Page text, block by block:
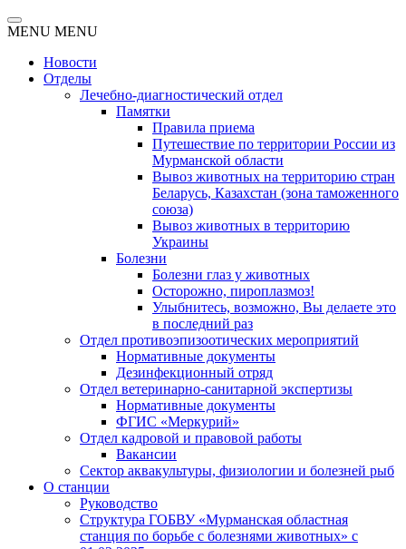
MENU MENU
Новости
Отделы
Лечебно-диагностический отдел
Памятки
Правила приема
Путешествие по территории России из
Мурманской области
Вывоз животных на территорию стран
Беларусь, Казахстан (зона таможенного
союза)
Вывоз животных в территорию
Украины
Болезни
Болезни глаз у животных
Осторожно, пироплазмоз!
Улыбнитесь, возможно, Вы делаете это
в последний раз
Отдел противоэпизоотических мероприятий
Нормативные документы
Дезинфекционный отряд
Отдел ветеринарно-санитарной экспертизы
Нормативные документы
ФГИС «Меркурий»
Отдел кадровой и правовой работы
Вакансии
Сектор аквакультуры, физиологии и болезней рыб
О станции
Руководство
Структура ГОБВУ «Мурманская областная
станция по борьбе с болезнями животных» c